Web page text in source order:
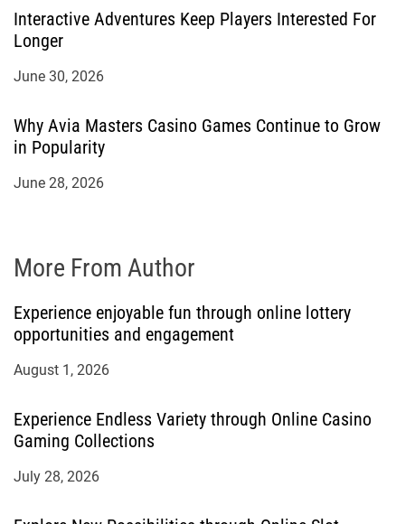
Interactive Adventures Keep Players Interested For
Longer
June 30, 2026
Why Avia Masters Casino Games Continue to Grow
in Popularity
June 28, 2026
More From Author
Experience enjoyable fun through online lottery
opportunities and engagement
August 1, 2026
Experience Endless Variety through Online Casino
Gaming Collections
July 28, 2026